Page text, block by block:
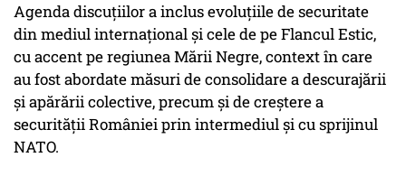
Agenda discuţiilor a inclus evoluţiile de securitate
din mediul internaţional şi cele de pe Flancul Estic,
cu accent pe regiunea Mării Negre, context în care
au fost abordate măsuri de consolidare a descurajării
şi apărării colective, precum şi de creştere a
securităţii României prin intermediul şi cu sprijinul
NATO.